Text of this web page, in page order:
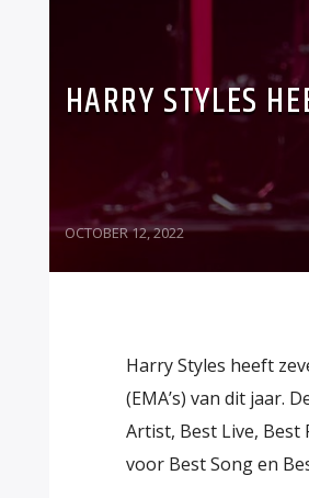
HARRY STYLES
OCTOBER 12, 2022
Harry Styles heeft
(EMA’s) van dit jaar.
Artist, Best Live, Best
voor Best Song en